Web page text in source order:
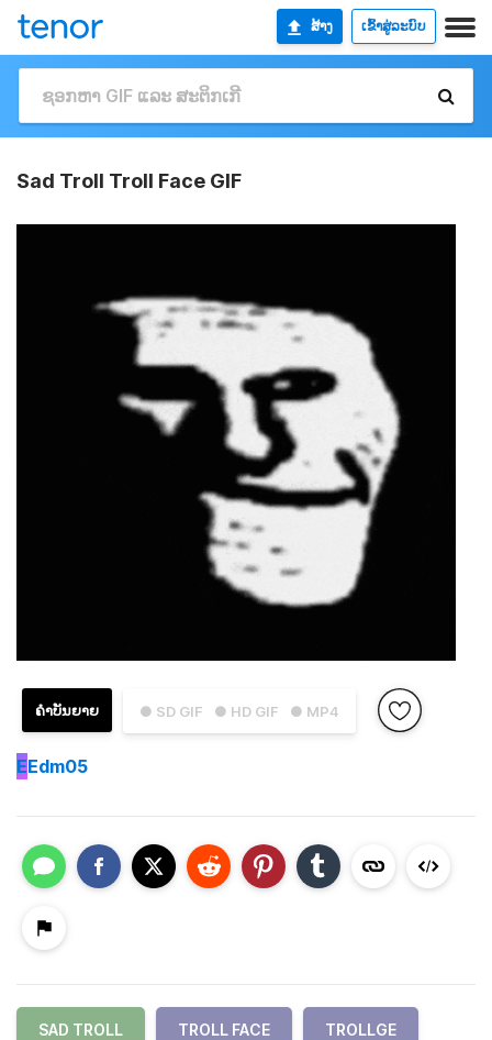
ສ້າງ ເຂົ້າສູ່ລະບົບ
Sad Troll Troll Face GIF
● SD GIF ● HD GIF ● MP4
ຄຳບັນຍາຍ
EEdm05
SAD TROLL TROLL FACE TROLLGE